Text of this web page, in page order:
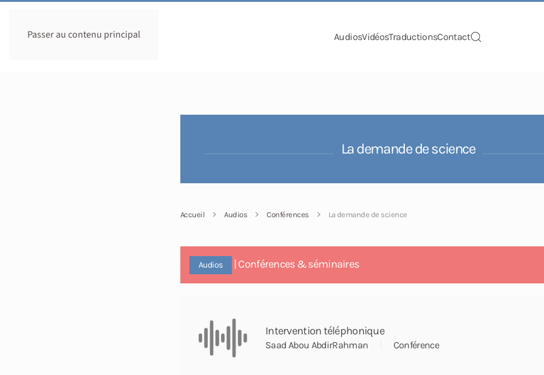
Passer au contenu principal AudiosVidéosTraductionsContact
La demande de science
Accueil Audios Conférences La demande de science
Audios | Conférences & séminaires
Intervention téléphonique
Saad Abou AbdirRahman Conférence